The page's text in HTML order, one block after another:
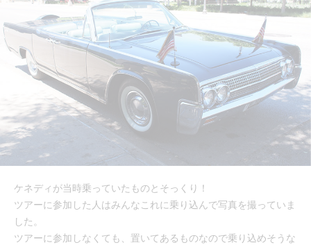
ケネディが当時乗っていたものとそっくり！
ツアーに参加した人はみんなこれに乗り込んで写真を撮っていま
した。
ツアーに参加しなくても、置いてあるものなので乗り込めそうな